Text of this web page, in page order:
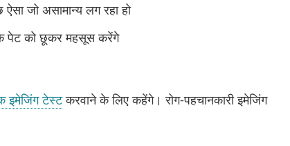
जो असामान्य लग रहा हो
के पेट को छूकर महसूस करेंगे
इमेजिंग टेस्टकरवाने के लिए कहेंगे। रोग-पहचानकारी इमेजिंग